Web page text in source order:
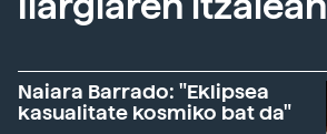
Naiara Barrado: "Eklipsea
kasualitate kosmiko bat da"